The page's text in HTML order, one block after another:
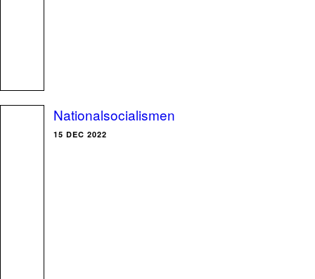
Nationalsocialismen
15 DEC 2022